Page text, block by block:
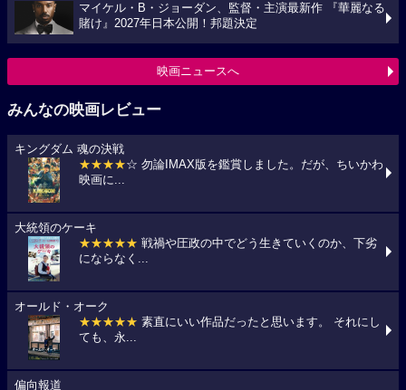
マイケル・B・ジョーダン、監督・主演最新作 『華麗なる
賭け』2027年日本公開！邦題決定
映画ニュースへ
みんなの映画レビュー
キングダム 魂の決戦
★★★★☆ 勿論IMAX版を鑑賞しました。だが、ちいかわ
映画に...
大統領のケーキ
★★★★★ 戦禍や圧政の中でどう生きていくのか、下劣
にならなく...
オールド・オーク
★★★★★ 素直にいい作品だったと思います。 それにし
ても、永...
偏向報道